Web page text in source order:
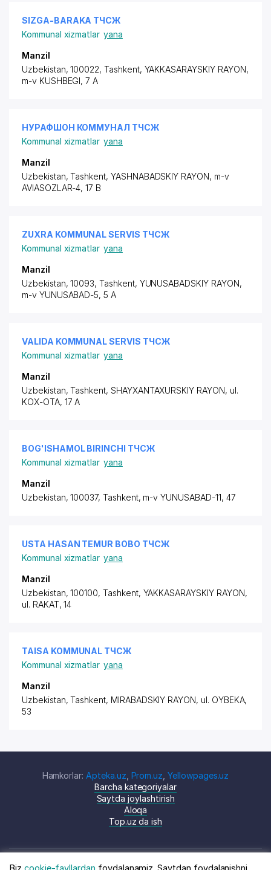
SIZGA-BARAKA ТЧСЖ
Kommunal xizmatlar yana
Manzil
Uzbekistan, 100022, Tashkent, YAKKASARAYSKIY RAYON,
m-v KUSHBEGI, 7 A
НУРАФШОН КОММУНАЛ ТЧСЖ
Kommunal xizmatlar yana
Manzil
Uzbekistan, Tashkent, YASHNABADSKIY RAYON, m-v
AVIASOZLAR-4, 17 B
ZUXRA KOMMUNAL SERVIS ТЧСЖ
Kommunal xizmatlar yana
Manzil
Uzbekistan, 10093, Tashkent, YUNUSABADSKIY RAYON,
m-v YUNUSABAD-5, 5 A
VALIDA KOMMUNAL SERVIS ТЧСЖ
Kommunal xizmatlar yana
Manzil
Uzbekistan, Tashkent, SHAYXANTAXURSKIY RAYON, ul.
KOX-OTA, 17 A
BOG'ISHAMOL BIRINCHI ТЧСЖ
Kommunal xizmatlar yana
Manzil
Uzbekistan, 100037, Tashkent, m-v YUNUSABAD-11, 47
USTA HASAN TEMUR BOBO ТЧСЖ
Kommunal xizmatlar yana
Manzil
Uzbekistan, 100100, Tashkent, YAKKASARAYSKIY RAYON,
ul. RAKAT, 14
TAISA KOMMUNAL ТЧСЖ
Kommunal xizmatlar yana
Manzil
Uzbekistan, Tashkent, MIRABADSKIY RAYON, ul. OYBEKA,
53
Hamkorlar: Apteka.uz Prom.uz ,Yellowpages.uz
Barcha kategoriyalar
Saytda joylashtirish
Aloqa
Top.uz da ish
Biz cookie-fayllardan foydalanamiz. Saytdan foydalanishni